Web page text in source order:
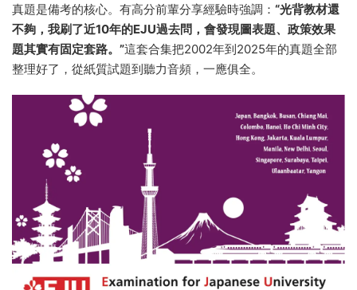
真題是備考的核心。有高分前輩分享經驗時強調： “光背教材還
不夠，我刷了近10年的EJU過去問，會發現圖表題、政策效果
題其實有固定套路。”這套合集把2002年到2025年的真題全部
整理好了，從紙質試題到聽力音頻，一應俱全。